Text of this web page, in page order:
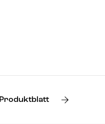
Produktblatt